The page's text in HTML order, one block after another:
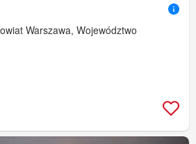
Warszawa, Województwo